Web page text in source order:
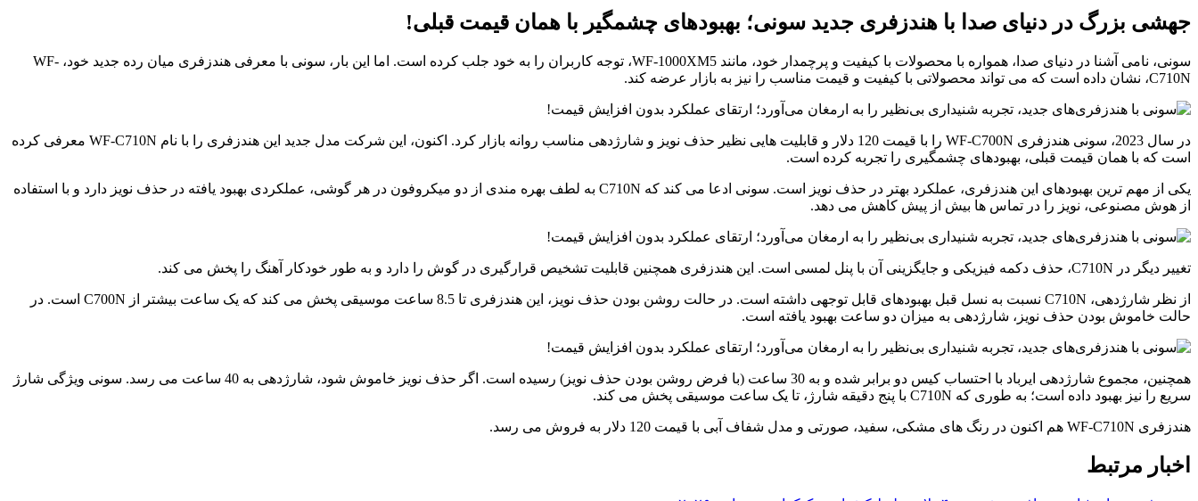
جهشی بزرگ در دنیای صدا با هندزفری جدید سونی؛ بهبودهای چشمگیر با همان قیمت قبلی!
سونی، نامی آشنا در دنیای صدا، همواره با محصولات با کیفیت و پرچمدار خود، مانند WF-1000XM5، توجه کاربران را به خود جلب کرده است. اما این بار، سونی با معرفی هندزفری میان رده جدید خود، WF-
C710N، نشان داده است که می تواند محصولاتی با کیفیت و قیمت مناسب را نیز به بازار عرضه کند.
در سال 2023، سونی هندزفری WF-C700N را با قیمت 120 دلار و قابلیت هایی نظیر حذف نویز و شارژدهی مناسب روانه بازار کرد. اکنون، این شرکت مدل جدید این هندزفری را با نام WF-C710N معرفی کرده
است که با همان قیمت قبلی، بهبودهای چشمگیری را تجربه کرده است.
یکی از مهم ترین بهبودهای این هندزفری، عملکرد بهتر در حذف نویز است. سونی ادعا می کند که C710N به لطف بهره مندی از دو میکروفون در هر گوشی، عملکردی بهبود یافته در حذف نویز دارد و با استفاده
از هوش مصنوعی، نویز را در تماس ها بیش از پیش کاهش می دهد.
تغییر دیگر در C710N، حذف دکمه فیزیکی و جایگزینی آن با پنل لمسی است. این هندزفری همچنین قابلیت تشخیص قرارگیری در گوش را دارد و به طور خودکار آهنگ را پخش می کند.
از نظر شارژدهی، C710N نسبت به نسل قبل بهبودهای قابل توجهی داشته است. در حالت روشن بودن حذف نویز، این هندزفری تا 8.5 ساعت موسیقی پخش می کند که یک ساعت بیشتر از C700N است. در
حالت خاموش بودن حذف نویز، شارژدهی به میزان دو ساعت بهبود یافته است.
همچنین، مجموع شارژدهی ایرباد با احتساب کیس دو برابر شده و به 30 ساعت (با فرض روشن بودن حذف نویز) رسیده است. اگر حذف نویز خاموش شود، شارژدهی به 40 ساعت می رسد. سونی ویژگی شارژ
سریع را نیز بهبود داده است؛ به طوری که C710N با پنج دقیقه شارژ، تا یک ساعت موسیقی پخش می کند.
هندزفری WF-C710N هم اکنون در رنگ های مشکی، سفید، صورتی و مدل شفاف آبی با قیمت 120 دلار به فروش می رسد.
اخبار مرتبط